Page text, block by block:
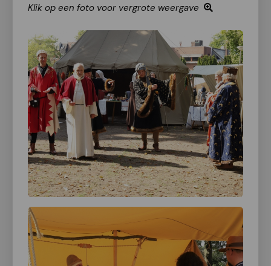
Klik op een foto voor vergrote weergave